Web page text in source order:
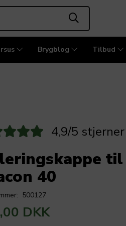
Brygblog Tilbud
4,9/5 stjerner
40
500127
DKK